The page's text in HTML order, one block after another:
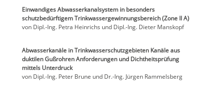
Einwandiges Abwasserkanalsystem in besonders
schutzbedürftigem Trinkwassergewinnungsbereich (Zone II A)
von Dipl.-Ing. Petra Heinrichs und Dipl.-Ing. Dieter Manskopf
Abwasserkanäle in Trinkwasserschutzgebieten Kanäle aus
duktilen Gußrohren Anforderungen und Dichtheitsprüfung
mittels Unterdruck
von Dipl.-Ing. Peter Brune und Dr.-Ing. Jürgen Rammelsberg